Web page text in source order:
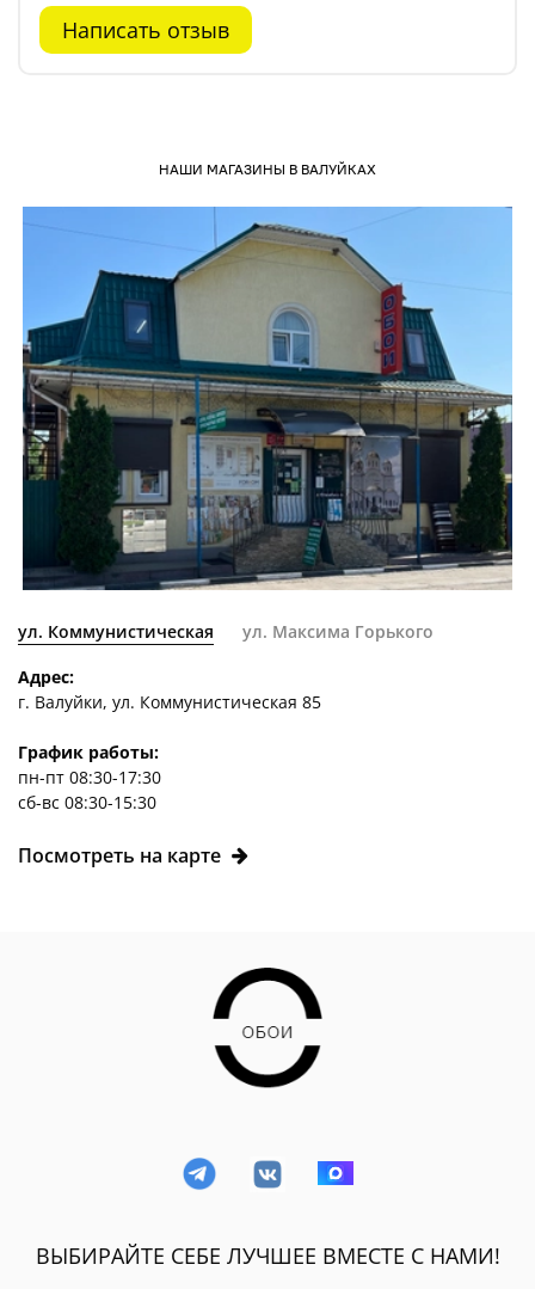
Написать отзыв
НАШИ МАГАЗИНЫ В ВАЛУЙКАХ
ул. Коммунистическая ул. Максима Горького
Адрес:
г. Валуйки, ул. Коммунистическая 85
График работы:
пн-пт 08:30-17:30
сб-вс 08:30-15:30
Посмотреть на карте
ВЫБИРАЙТЕ СЕБЕ ЛУЧШЕЕ ВМЕСТЕ С НАМИ!